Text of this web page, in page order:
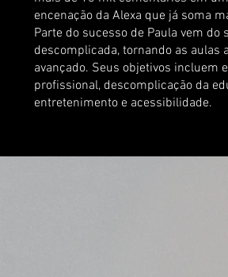
encenação da Alexa que já soma
Parte do sucesso de Paula vem
descomplicada, tornando as aulas
avançado. Seus objetivos incluem
profissional, descomplicação da
entretenimento e acessibilidade.